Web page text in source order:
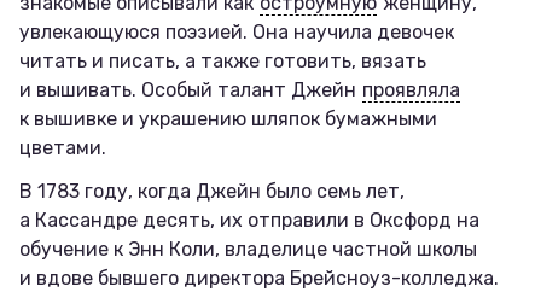
увлекающуюся поэзией. Она научила девочек
читать и писать, а также готовить, вязать
и вышивать. Особый талант Джейн проявляла
к вышивке и украшению шляпок бумажными
цветами.
В 1783 году, когда Джейн было семь лет,
а Кассандре десять, их отправили в Оксфорд на
обучение к Энн Коли, владелице частной школы
и вдове бывшего директора Брейсноуз-колледжа.